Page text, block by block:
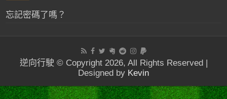
忘記密碼了嗎？
逆向行駛 © Copyright 2026, All Rights Reserved |
Designed by Kevin